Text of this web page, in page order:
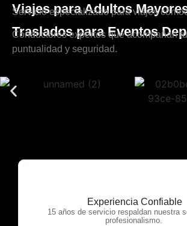
Viajes para Adultos
Servicio especializado para viajes
Traslados para Eventos
Conductores expertos que acompañan
puntualidad y seguridad.
Experiencia Confiable
15 años de servicio respaldan nuestra
profesionalismo.
OTP Servicios